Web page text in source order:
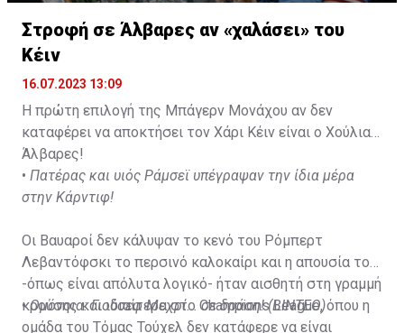
Στροφή σε Άλβαρες αν «χαλάσει» του
Κέιν
16.07.2023 13:09
Η πρώτη επιλογή της Μπάγερν Μονάχου αν δεν
καταφέρει να αποκτήσει τον Χάρι Κέιν είναι ο Χούλιαν
Άλβαρες!
• Πατέρας και υιός Ράμσεϊ υπέγραψαν την ίδια μέρα
στην Κάρντιφ!
Οι Βαυαροί δεν κάλυψαν το κενό του Ρόμπερτ
Λεβαντόφσκι το περσινό καλοκαίρι και η απουσία του
-όπως είναι απόλυτα λογικό- ήταν αισθητή στη γραμμή
κρούσης και ιδιαίτερα στο Champions League, όπου η
ομάδα του Τόμας Τούχελ δεν κατάφερε να είναι
•Ομόνοια: Γιούσεφ Μεχρί... σε δράση! (ΒΙΝΤΕΟ)